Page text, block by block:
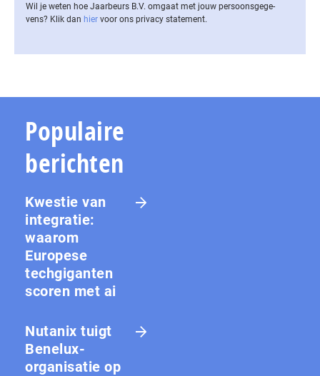
Wil je weten hoe Jaarbeurs B.V. omgaat met jouw per­soons­ge­ge­
vens? Klik dan hier voor ons privacy statement.
Populaire
berichten
Kwestie van
integratie:
waarom
Europese
techgiganten
scoren met ai
Nutanix tuigt
Benelux-
organisatie op